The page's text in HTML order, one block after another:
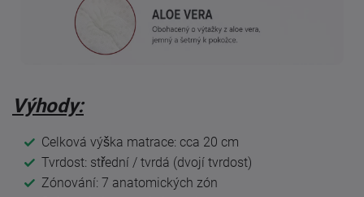
Výhody:
Celková výška matrace: cca 20 cm
Tvrdost: střední / tvrdá (dvojí tvrdost)
Zónování: 7 anatomických zón